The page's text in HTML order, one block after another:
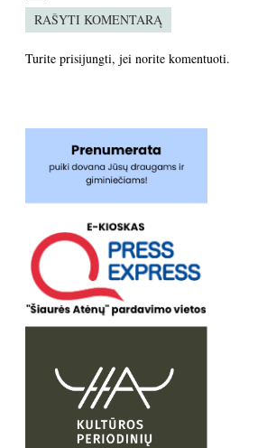
RAŠYTI KOMENTARĄ
Turite prisijungti, jei norite komentuoti.